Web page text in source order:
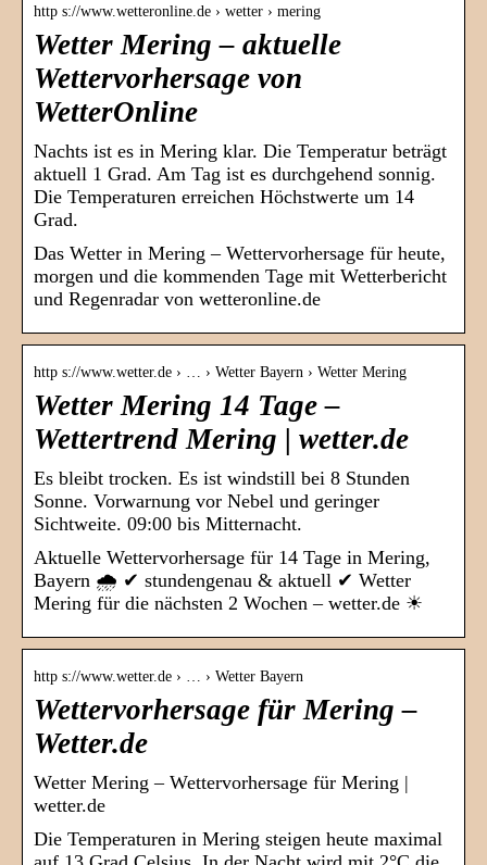
http s://www.wetteronline.de › wetter › mering
Wetter Mering – aktuelle
Wettervorhersage von
WetterOnline
Nachts ist es in Mering klar. Die Temperatur beträgt
aktuell 1 Grad. Am Tag ist es durchgehend sonnig.
Die Temperaturen erreichen Höchstwerte um 14
Grad.
Das Wetter in Mering – Wettervorhersage für heute,
morgen und die kommenden Tage mit Wetterbericht
und Regenradar von wetteronline.de
http s://www.wetter.de › … › Wetter Bayern › Wetter Mering
Wetter Mering 14 Tage –
Wettertrend Mering | wetter.de
Es bleibt trocken. Es ist windstill bei 8 Stunden
Sonne. Vorwarnung vor Nebel und geringer
Sichtweite. 09:00 bis Mitternacht.
Aktuelle Wettervorhersage für 14 Tage in Mering,
Bayern 🌧️ ✔ stundengenau & aktuell ✔ Wetter
Mering für die nächsten 2 Wochen – wetter.de ☀
http s://www.wetter.de › … › Wetter Bayern
Wettervorhersage für Mering –
Wetter.de
Wetter Mering – Wettervorhersage für Mering |
wetter.de
Die Temperaturen in Mering steigen heute maximal